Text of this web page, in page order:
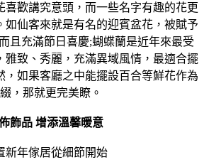
喜歡講究意頭，而一些名字有趣的花更
如仙客來就是有名的迎賓盆花，被賦予
且充滿節日喜慶;蝴蝶蘭是近年來最受
雅致、秀麗，充滿異域風情，最適合擺
，如果客廳之中能擺設百合等鮮花作為
，那就更完美瞭。
飾品 增添溫馨暖意
新年傢居從細節開始